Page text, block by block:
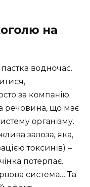
на
водночас.
за компанію.
речовина, що має
організму.
залоза, яка,
токсинів) –
потерпає.
система… Та